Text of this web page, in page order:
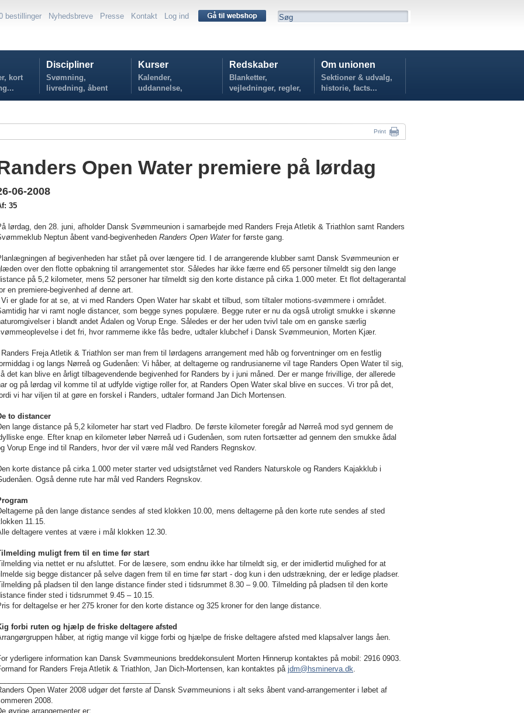
bestillinger Nyhedsbreve Presse Kontakt Log ind
kort
Discipliner
Svømning,
livredning, åbent
vand...
Kurser
Kalender,
uddannelse,
tilmelding...
Redskaber
Blanketter,
vejledninger, regler,
politikker...
Om unionen
Sektioner & udvalg,
historie, facts...
Print
Open Water premiere på lørdag
06-2008
35
lørdag, den 28. juni, afholder Dansk Svømmeunion i samarbejde med Randers Freja Atletik & Triathlon samt Randers
Neptun åbent vand-begivenheden Randers Open Waterfor første gang.
af begivenheden har stået på over længere tid. I de arrangerende klubber samt Dansk Svømmeunion er
over den flotte opbakning til arrangementet stor. Således har ikke færre end 65 personer tilmeldt sig den lange
på 5,2 kilometer, mens 52 personer har tilmeldt sig den korte distance på cirka 1.000 meter. Et flot deltagerantal
en premiere-begivenhed af denne art.
er glade for at se, at vi med Randers Open Water har skabt et tilbud, som tiltaler motions-svømmere i området.
har vi ramt nogle distancer, som begge synes populære. Begge ruter er nu da også utroligt smukke i skønne
i blandt andet Ådalen og Vorup Enge. Således er der her uden tvivl tale om en ganske særlig
i det fri, hvor rammerne ikke fås bedre, udtaler klubchef i Dansk Svømmeunion, Morten Kjær.
I Randers Freja Atletik & Triathlon ser man frem til lørdagens arrangement med håb og forventninger om en festlig
i og langs Nørreå og Gudenåen: Vi håber, at deltagerne og randrusianerne vil tage Randers Open Water til sig,
det kan blive en årligt tilbagevendende begivenhed for Randers by i juni måned. Der er mange frivillige, der allerede
og på lørdag vil komme til at udfylde vigtige roller for, at Randers Open Water skal blive en succes. Vi tror på det,
vi har viljen til at gøre en forskel i Randers, udtaler formand Jan Dich Mortensen.
to distancer
lange distance på5,2 kilometer har start ved Fladbro. De første kilometer foregår ad Nørreå mod syd gennem de
enge. Efter knap en kilometer løber Nørreå ud i Gudenåen, som ruten fortsætter ad gennem den smukke ådal
Vorup Enge ind til Randers, hvor der vil være mål ved Randers Regnskov.
korte distance på cirka 1.000 meter starter ved udsigtstårnet ved Randers Naturskole og Randers Kajakklub i
Også denne rute har mål ved Randers Regnskov.
på den lange distance sendes af sted klokken 10.00, mens deltagerne på den korte rute sendes af sted
11.15.
deltagere ventes at være i mål klokken 12.30.
muligt frem til en time før start
via nettet er nu afsluttet. For de læsere, som endnu ikke har tilmeldt sig, er der imidlertid mulighed for at
sig begge distancer på selve dagen frem til en time før start - dog kun i den udstrækning, der er ledige pladser.
på pladsen til den lange distance finder sted i tidsrummet 8.30 – 9.00. Tilmelding på pladsen til den korte
finder sted i tidsrummet 9.45 – 10.15.
for deltagelse er her 275 kroner for den korte distance og 325 kroner for den lange distance.
forbi ruten og hjælp de friske deltagere afsted
håber, at rigtig mange vil kigge forbi og hjælpe de friske deltagere afsted med klapsalver langs åen.
yderligere information kan Dansk Svømmeunions breddekonsulent Morten Hinnerup kontaktes på mobil: 2916 0903.
for Randers Freja Atletik & Triathlon, Jan Dich-Mortensen, kan kontaktes på jdm@hsminerva.dk.
Open Water 2008 udgør det første af Dansk Svømmeunions i alt seks åbent vand-arrangementer i løbet af
2008.
øvrige arrangementer er: